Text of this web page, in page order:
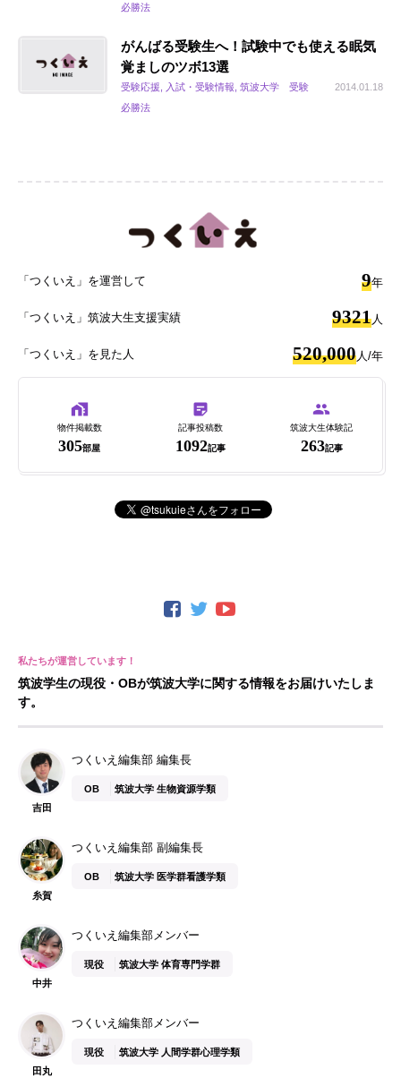
必勝法
がんばる受験生へ！試験中でも使える眠気
覚ましのツボ13選
受験応援, 入試・受験情報, 筑波大学 受験
必勝法
2014.01.18
「つくいえ」を運営して 9年
「つくいえ」筑波大生支援実績 9321人
「つくいえ」を見た人 520,000人/年
物件掲載数
305部屋
記事投稿数
1092記事
筑波大生体験記
263記事
筑波学生の現役・OBが筑波大学に関する情報をお届けいたしま
す。
吉田
つくいえ編集部 編集長
OB 筑波大学 生物資源学類
糸賀
つくいえ編集部 副編集長
OB 筑波大学 医学群看護学類
中井
つくいえ編集部メンバー
現役 筑波大学 体育専門学群
田丸
つくいえ編集部メンバー
現役 筑波大学 人間学群心理学類